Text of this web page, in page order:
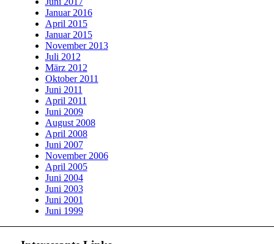
Januar 2016
April 2015
Januar 2015
November 2013
Juli 2012
März 2012
Oktober 2011
Juni 2011
April 2011
Juni 2009
August 2008
April 2008
Juni 2007
November 2006
April 2005
Juni 2004
Juni 2003
Juni 2001
Juni 1999